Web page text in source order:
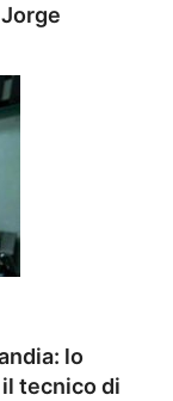
lo
tecnico di